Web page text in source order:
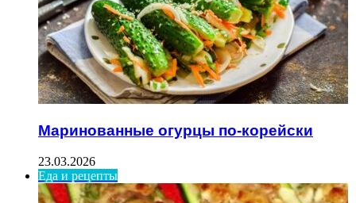
Маринованные огурцы по-корейски
23.03.2026
Еда и рецепты